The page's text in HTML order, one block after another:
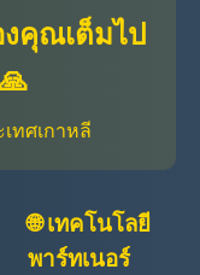
คุณเต็มไป
ทศเกาหลี
🌐 เทคโนโลยี
พาร์ทเนอร์